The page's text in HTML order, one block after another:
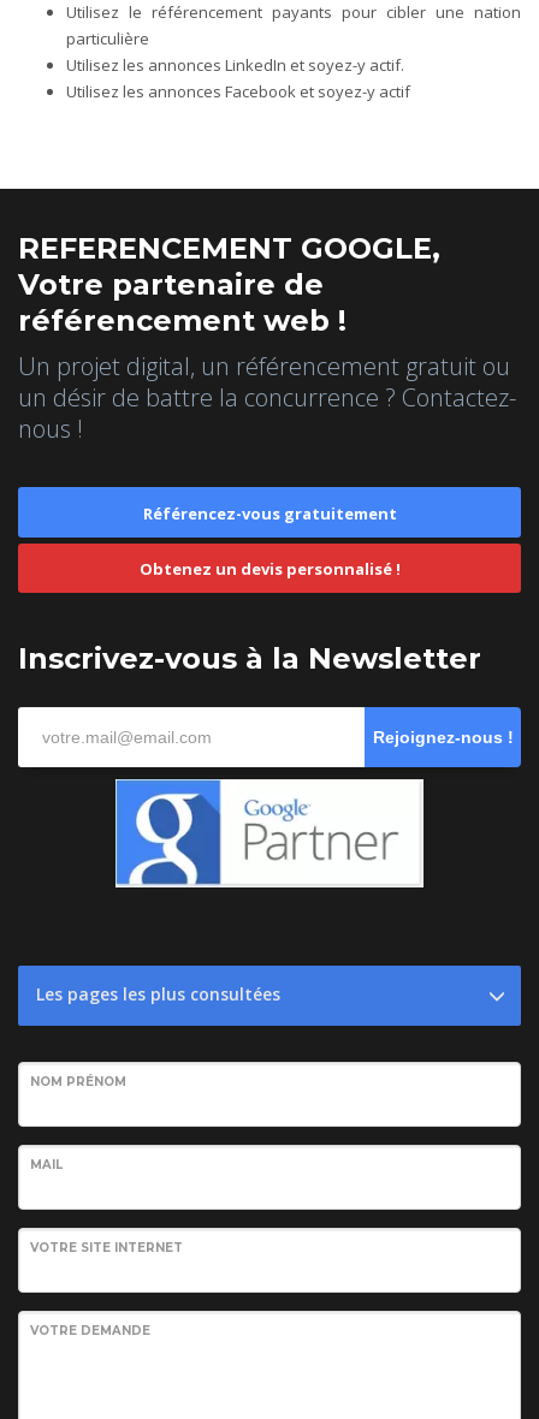
Utilisez le référencement payants pour cibler une nation
particulière
Utilisez les annonces LinkedIn et soyez-y actif.
Utilisez les annonces Facebook et soyez-y actif
REFERENCEMENT GOOGLE,
Votre partenaire de
référencement web !
Un projet digital, un référencement gratuit ou
un désir de battre la concurrence ? Contactez-
nous !
Référencez-vous gratuitement
Obtenez un devis personnalisé !
Inscrivez-vous à la Newsletter
Rejoignez-nous !
Les pages les plus consultées
NOM PRÉNOM
MAIL
VOTRE SITE INTERNET
VOTRE DEMANDE